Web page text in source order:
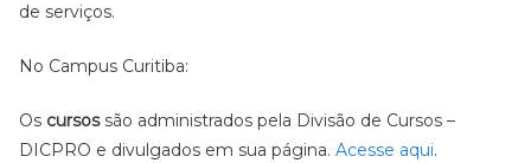
de serviços.
No Campus Curitiba:
Os cursossão administrados pela Divisão de Cursos –
DICPRO e divulgados em sua página. Acesse aqui.